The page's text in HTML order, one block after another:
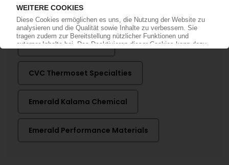
Mehr zu ...
American Securities
CVC Thermoset Specialties
Emerald Kalama Chemical
Emerald Performance Materials